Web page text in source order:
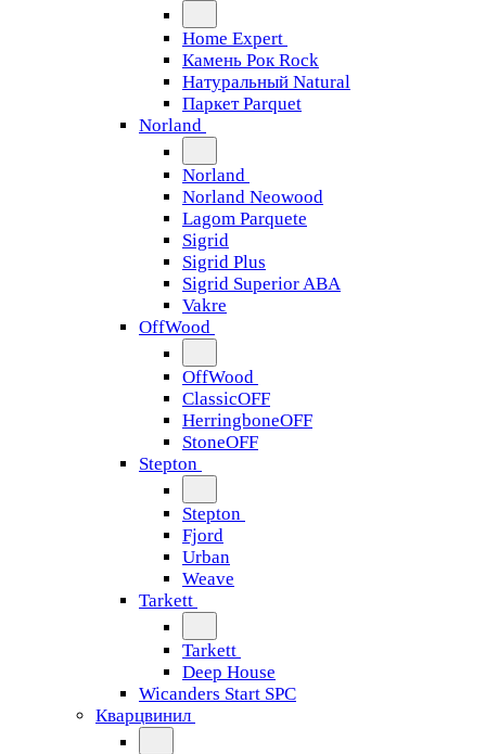
Home Expert
Камень Рок Rock
Натуральный Natural
Паркет Parquet
Norland
Norland
Norland Neowood
Lagom Parquete
Sigrid
Sigrid Plus
Sigrid Superior ABA
Vakre
OffWood
OffWood
ClassicOFF
HerringboneOFF
StoneOFF
Stepton
Stepton
Fjord
Urban
Weave
Tarkett
Tarkett
Deep House
Wicanders Start SPC
Кварцвинил